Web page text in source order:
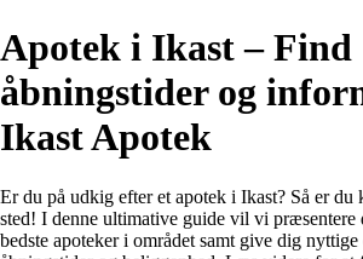
Apotek i Ikast – Find
åbningstider og
Ikast Apotek
Er du på udkig efter et apotek i Ikast? Så er du
sted! I denne ultimative guide vil vi præsentere
bedste apoteker i området samt give dig